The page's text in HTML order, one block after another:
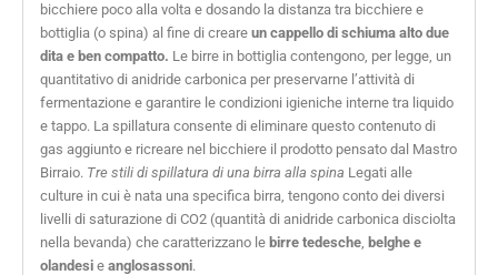
bicchiere poco alla volta e dosando la distanza tra bicchiere e
bottiglia (o spina) al fine di creare un cappello di schiuma alto due
dita e ben compatto. Le birre in bottiglia contengono, per legge, un
quantitativo di anidride carbonica per preservarne l’attività di
fermentazione e garantire le condizioni igieniche interne tra liquido
e tappo. La spillatura consente di eliminare questo contenuto di
gas aggiunto e ricreare nel bicchiere il prodotto pensato dal Mastro
Birraio. Tre stili di spillatura di una birra alla spina Legati alle
culture in cui è nata una specifica birra, tengono conto dei diversi
livelli di saturazione di CO2 (quantità di anidride carbonica disciolta
nella bevanda) che caratterizzano le birre tedesche, belghe e
olandesi e anglosassoni.